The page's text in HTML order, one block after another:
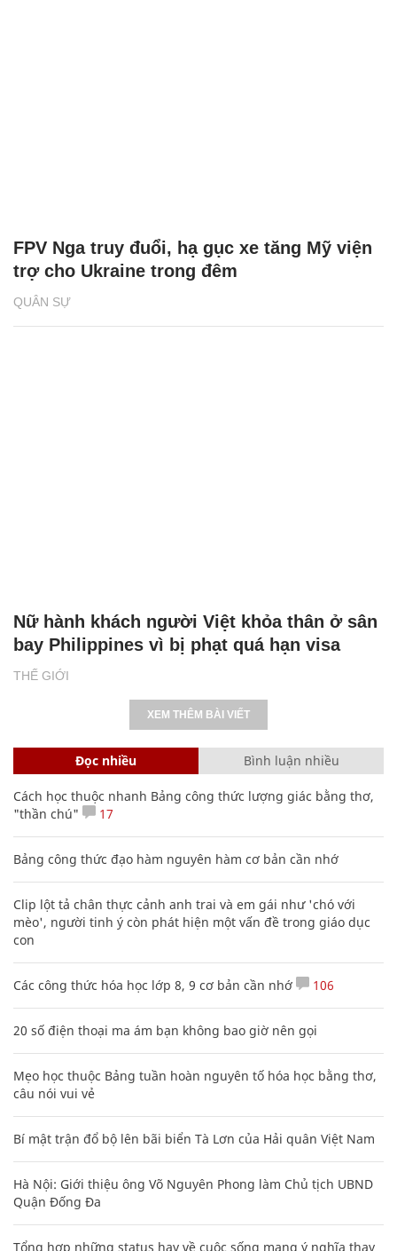
QUÂN SỰ
FPV Nga truy đuổi, hạ gục xe tăng Mỹ viện
trợ cho Ukraine trong đêm
THẾ GIỚI
Nữ hành khách người Việt khỏa thân ở sân
bay Philippines vì bị phạt quá hạn visa
XEM THÊM BÀI VIẾT
Đọc nhiều Bình luận nhiều
Cách học thuộc nhanh Bảng công thức lượng giác bằng thơ,
"thần chú"
17
Bảng công thức đạo hàm nguyên hàm cơ bản cần nhớ
Clip lột tả chân thực cảnh anh trai và em gái như 'chó với
mèo', người tinh ý còn phát hiện một vấn đề trong giáo dục
con
Các công thức hóa học lớp 8, 9 cơ bản cần nhớ 106
20 số điện thoại ma ám bạn không bao giờ nên gọi
Mẹo học thuộc Bảng tuần hoàn nguyên tố hóa học bằng thơ,
câu nói vui vẻ
Bí mật trận đổ bộ lên bãi biển Tà Lơn của Hải quân Việt Nam
Hà Nội: Giới thiệu ông Võ Nguyên Phong làm Chủ tịch UBND
Quận Đống Đa
Tổng hợp những status hay về cuộc sống mang ý nghĩa thay